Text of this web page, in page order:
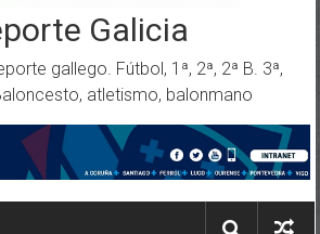
Galicia
gallego. Fútbol, 1ª, 2ª, 2ª B. 3ª,
atletismo, balonmano